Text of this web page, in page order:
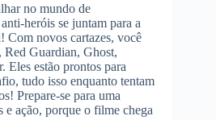
no mundo de
heróis se juntam para a
Com novos cartazes, você
Red Guardian, Ghost,
Eles estão prontos para
tudo isso enquanto tentam
Prepare-se para uma
e ação, porque o filme chega